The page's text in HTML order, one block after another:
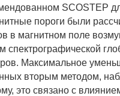
SCOSTEP
пороги были
в магнитном поле
спектрографической
Максимальное
вторым методом,
это связано с